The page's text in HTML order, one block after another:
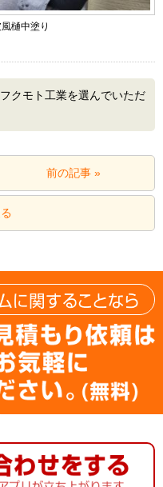
樋中塗り
クモト工業を選んでいただ
前の記事 »